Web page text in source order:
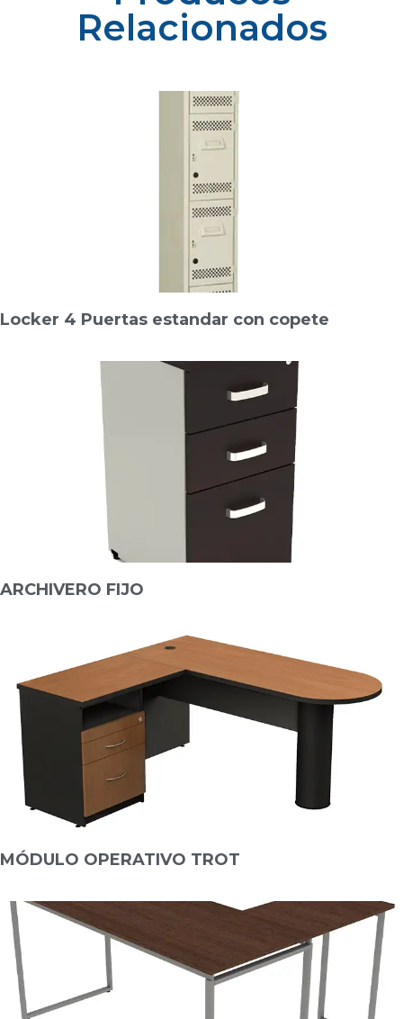
Relacionados
Locker 4 Puertas estandar con copete
ARCHIVERO FIJO
MÓDULO OPERATIVO TROT